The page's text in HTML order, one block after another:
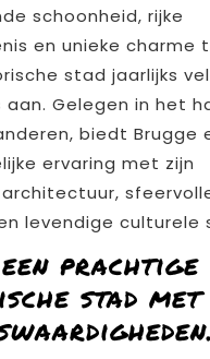
schoonheid, rijke
en unieke charme
stad jaarlijks
aan. Gelegen in het
biedt Brugge
ervaring met zijn
levendige culturele
prachtige
stad